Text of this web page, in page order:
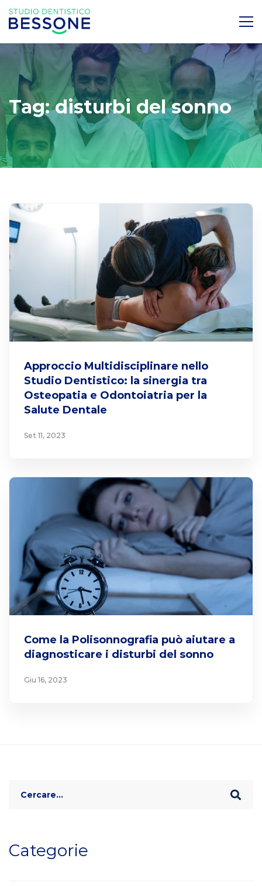
Tag: disturbi del sonno
Approccio Multidisciplinare nello
Studio Dentistico: la sinergia tra
Osteopatia e Odontoiatria per la
Salute Dentale
Set 11, 2023
Come la Polisonnografia può aiutare a
diagnosticare i disturbi del sonno
Giu 16, 2023
Categorie